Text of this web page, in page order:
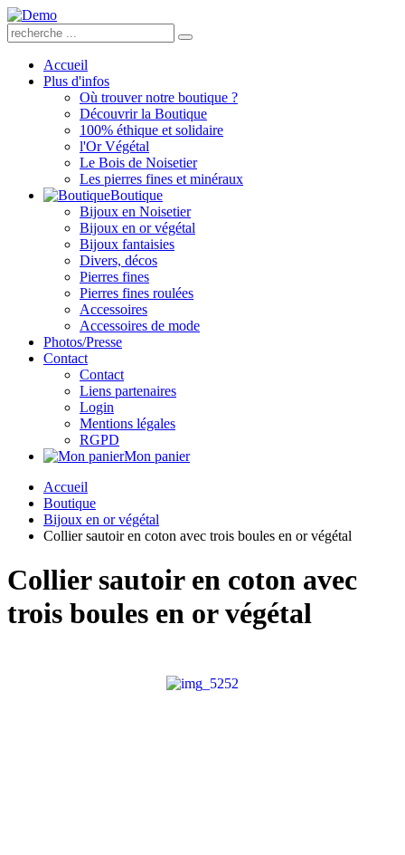
Accueil
Plus d'infos
Où trouver notre boutique ?
Découvrir la Boutique
100% éthique et solidaire
l'Or Végétal
Le Bois de Noisetier
Les pierres fines et minéraux
Boutique
Bijoux en Noisetier
Bijoux en or végétal
Bijoux fantaisies
Divers, décos
Pierres fines
Pierres fines roulées
Accessoires
Accessoires de mode
Photos/Presse
Contact
Contact
Liens partenaires
Login
Mentions légales
RGPD
Mon panier
Accueil
Boutique
Bijoux en or végétal
Collier sautoir en coton avec trois boules en or végétal
Collier sautoir en coton avec
trois boules en or végétal